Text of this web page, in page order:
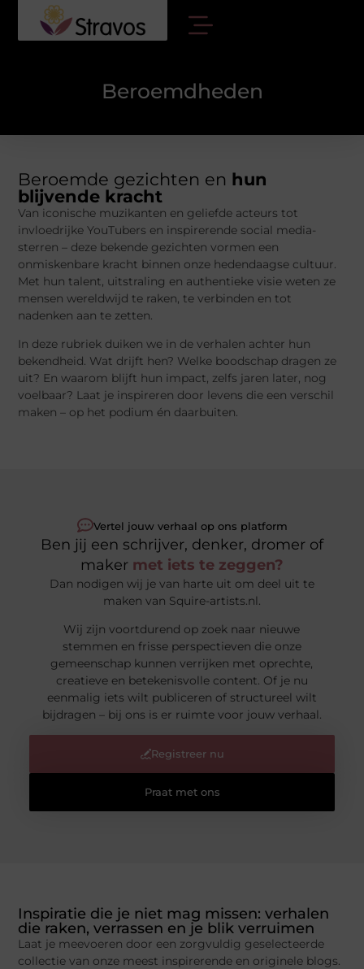
Beroemdheden
Beroemde gezichten en hun
blijvende kracht
Van iconische muzikanten en geliefde acteurs tot
invloedrijke YouTubers en inspirerende social media-
sterren – deze bekende gezichten vormen een
onmiskenbare kracht binnen onze hedendaagse cultuur.
Met hun talent, uitstraling en authentieke visie weten ze
mensen wereldwijd te raken, te verbinden en tot
nadenken aan te zetten.
In deze rubriek duiken we in de verhalen achter hun
bekendheid. Wat drijft hen? Welke boodschap dragen ze
uit? En waarom blijft hun impact, zelfs jaren later, nog
voelbaar? Laat je inspireren door levens die een verschil
maken – op het podium én daarbuiten.
Vertel jouw verhaal op ons platform
Ben jij een schrijver, denker, dromer of
maker met iets te zeggen?
Dan nodigen wij je van harte uit om deel uit te
maken van Squire-artists.nl.
Wij zijn voortdurend op zoek naar nieuwe
stemmen en frisse perspectieven die onze
gemeenschap kunnen verrijken met oprechte,
creatieve en betekenisvolle content. Of je nu
eenmalig iets wilt publiceren of structureel wilt
bijdragen – bij ons is er ruimte voor jouw verhaal.
Registreer nu
Praat met ons
Inspiratie die je niet mag missen: verhalen
die raken, verrassen en je blik verruimen
Laat je meevoeren door een zorgvuldig geselecteerde
collectie van onze meest inspirerende en originele blogs.